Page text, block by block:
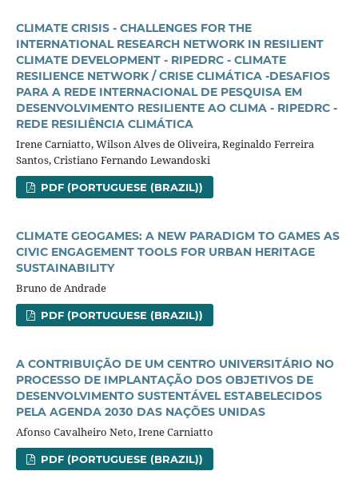
CLIMATE CRISIS - CHALLENGES FOR THE
INTERNATIONAL RESEARCH NETWORK IN RESILIENT
CLIMATE DEVELOPMENT - RIPEDRC - CLIMATE
RESILIENCE NETWORK / CRISE CLIMÁTICA -DESAFIOS
PARA A REDE INTERNACIONAL DE PESQUISA EM
DESENVOLVIMENTO RESILIENTE AO CLIMA - RIPEDRC -
REDE RESILIÊNCIA CLIMÁTICA
Irene Carniatto, Wilson Alves de Oliveira, Reginaldo Ferreira
Santos, Cristiano Fernando Lewandoski
PDF (PORTUGUESE (BRAZIL))
CLIMATE GEOGAMES: A NEW PARADIGM TO GAMES AS
CIVIC ENGAGEMENT TOOLS FOR URBAN HERITAGE
SUSTAINABILITY
Bruno de Andrade
PDF (PORTUGUESE (BRAZIL))
A CONTRIBUIÇÃO DE UM CENTRO UNIVERSITÁRIO NO
PROCESSO DE IMPLANTAÇÃO DOS OBJETIVOS DE
DESENVOLVIMENTO SUSTENTÁVEL ESTABELECIDOS
PELA AGENDA 2030 DAS NAÇÕES UNIDAS
Afonso Cavalheiro Neto, Irene Carniatto
PDF (PORTUGUESE (BRAZIL))